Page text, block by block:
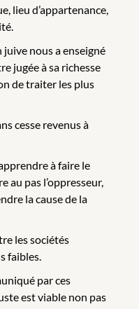
lieu d’appartenance,
nous a enseigné
jugée à sa richesse
de traiter les plus
cesse revenus à
à faire le
au pas l’oppresseur,
la cause de la
les sociétés
faibles.
par ces
est viable non pas